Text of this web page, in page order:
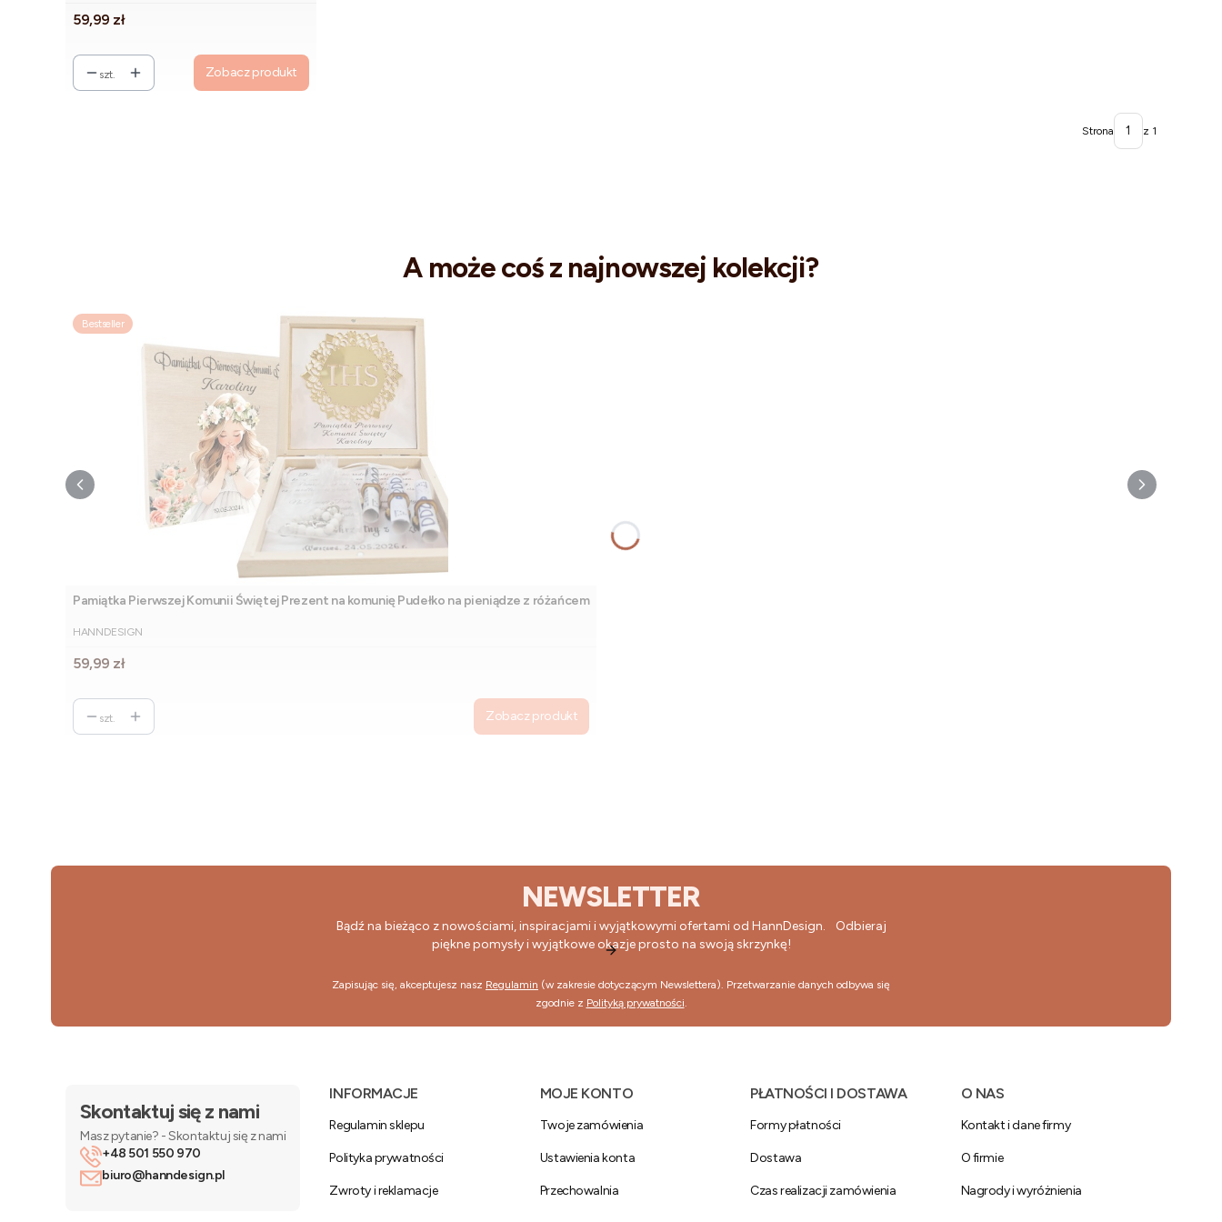
Cena
59,99 zł
szt. Zobacz produkt
Strona z 1
A może coś z najnowszej kolekcji?
Bestseller
Pamiątka Pierwszej Komunii Świętej Prezent na komunię Pudełko na pieniądze z różańcem
PRODUCENT
HANNDESIGN
Cena
59,99 zł
szt. Zobacz produkt
NEWSLETTER
Bądź na bieżąco z nowościami, inspiracjami i wyjątkowymi ofertami od HannDesign. Odbieraj
piękne pomysły i wyjątkowe okazje prosto na swoją skrzynkę!
Zapisując się, akceptujesz nasz Regulamin (w zakresie dotyczącym Newslettera). Przetwarzanie danych odbywa się
zgodnie z Polityką prywatności.
Skontaktuj się z nami
Masz pytanie? - Skontaktuj się z nami
+48 501 550 970
biuro@hanndesign.pl
Linki w stopce
INFORMACJE
Regulamin sklepu
Polityka prywatności
Zwroty i reklamacje
MOJE KONTO
Twoje zamówienia
Ustawienia konta
Przechowalnia
PŁATNOŚCI I DOSTAWA
Formy płatności
Dostawa
Czas realizacji zamówienia
O NAS
Kontakt i dane firmy
O firmie
Nagrody i wyróżnienia